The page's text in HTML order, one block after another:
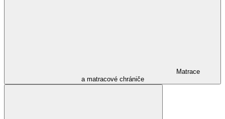
Matrace
a matracové chrániče